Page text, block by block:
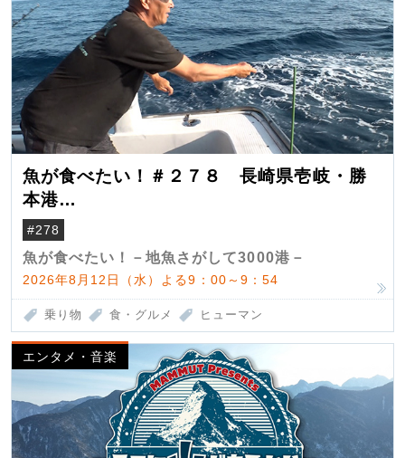
魚が食べたい！＃２７８ 長崎県壱岐・勝
本港
（クロマグロ）
#278
魚が食べたい！－地魚さがして3000港－
2026年8月12日（水）よる9：00～9：54
乗り物 食・グルメ ヒューマン
エンタメ・音楽